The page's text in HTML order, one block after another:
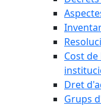
Cost
Dret
Grups